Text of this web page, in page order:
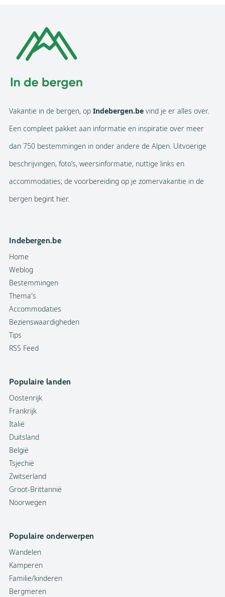
Vakantie in de bergen, op Indebergen.be vind je er alles over.
Een compleet pakket aan informatie en inspiratie over meer
dan 750 bestemmingen in onder andere de Alpen. Uitvoerige
beschrijvingen, foto’s, weersinformatie, nuttige links en
accommodaties; de voorbereiding op je zomervakantie in de
bergen begint hier.
Indebergen.be
Home
Weblog
Bestemmingen
Thema's
Accommodaties
Bezienswaardigheden
Tips
RSS Feed
Populaire landen
Oostenrijk
Frankrijk
Italië
Duitsland
België
Tsjechië
Zwitserland
Groot-Brittannië
Noorwegen
Populaire onderwerpen
Wandelen
Kamperen
Familie/kinderen
Bergmeren